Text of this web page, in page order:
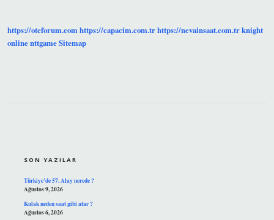
https://oteforum.comhttps://capacim.com.trhttps://nevainsaat.com.trknight
onlinenttgameSitemap
SON YAZILAR
Türkiye’de 57. Alay nerede ?
Ağustos 9, 2026
Kulak neden saat gibi atar ?
Ağustos 6, 2026